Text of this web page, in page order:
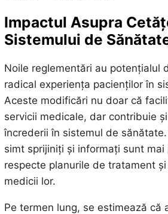
Impactul Asupra
Sistemului de
Noile reglementări au potențialul
radical experiența pacienților în
Aceste modificări nu doar că
servicii medicale, dar contribuie
încrederii în sistemul de
simt sprijiniți și informați sunt mai
respecte planurile de tratament
medicii lor.
Pe termen lung, se estimează că